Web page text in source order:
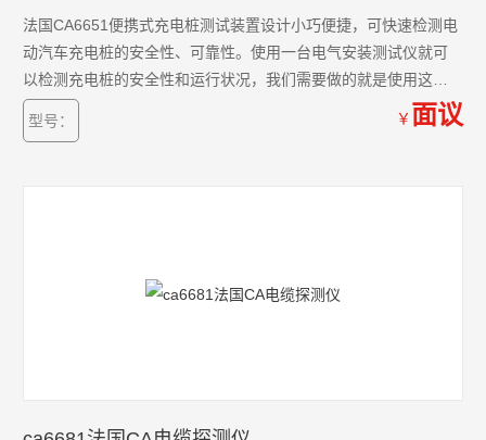
法国CA6651便携式充电桩测试装置设计小巧便捷，可快速检测电
动汽车充电桩的安全性、可靠性。使用一台电气安装测试仪就可
以检测充电桩的安全性和运行状况，我们需要做的就是使用这个
测试适配器连接汽车充电桩，适配器会模拟出一台电动汽车正连
接充电桩充电的状态。
型号： ￥ 面议